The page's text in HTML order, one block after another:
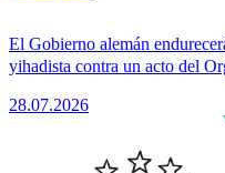
El Gobierno alemán
yihadista contra un acto del
28.07.2026